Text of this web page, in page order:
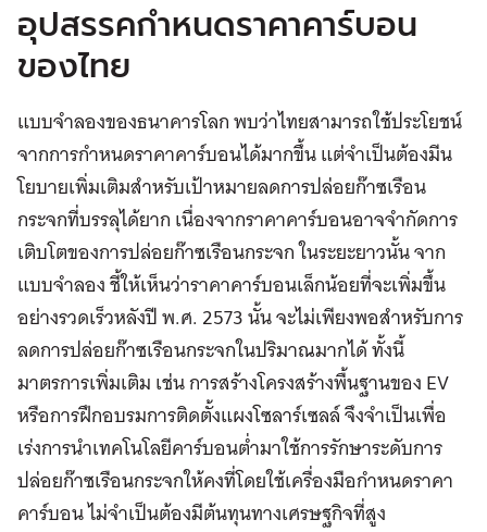
อุปสรรคกำหนดราคาคาร์บอน
ของไทย
แบบจำลองของธนาคารโลก พบว่าไทยสามารถใช้ประโยชน์
จากการกำหนดราคาคาร์บอนได้มากขึ้น แต่จำเป็นต้องมีน
โยบายเพิ่มเติมสำหรับเป้าหมายลดการปล่อยก๊าซเรือน
กระจกที่บรรลุได้ยาก เนื่องจากราคาคาร์บอนอาจจำกัดการ
เติบโตของการปล่อยก๊าซเรือนกระจก ในระยะยาวนั้น จาก
แบบจำลอง ชี้ให้เห็นว่าราคาคาร์บอนเล็กน้อยที่จะเพิ่มขึ้น
อย่างรวดเร็วหลังปี พ.ศ. 2573 นั้น จะไม่เพียงพอสำหรับการ
ลดการปล่อยก๊าซเรือนกระจกในปริมาณมากได้ ทั้งนี้
มาตรการเพิ่มเติม เช่น การสร้างโครงสร้างพื้นฐานของ EV
หรือการฝึกอบรมการติดตั้งแผงโซลาร์เซลล์ จึงจำเป็นเพื่อ
เร่งการนำเทคโนโลยีคาร์บอนต่ำมาใช้การรักษาระดับการ
ปล่อยก๊าซเรือนกระจกให้คงที่โดยใช้เครื่องมือกำหนดราคา
คาร์บอน ไม่จำเป็นต้องมีต้นทุนทางเศรษฐกิจที่สูง